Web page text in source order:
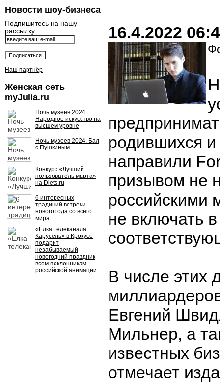
Новости шоу-бизнеса
Подпишитесь на нашу
рассылку
Наш партнёр
Женская сеть
myJulia.ru
Ночь музеев 2024.
Народное искусство на
высшем уровне
Ночь музеев 2024. Бал
с Пушкиным
Конкурс «Лучший
пользователь марта»
на Diets.ru
6 интересных
традиций встречи
нового года со всего
мира
«Ёлка телеканала
Карусель» в Крокусе
подарит
незабываемый
новогодний праздник
всем поклонникам
российской анимации
16.4.2022
родившихся
направили
призывом не
российскими
не включать в
В числе этих
Евгений
Мильнер, а
известных
отмечает